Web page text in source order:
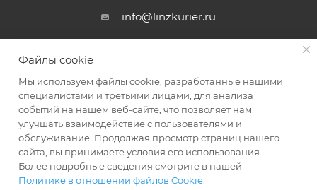
info@linzkurier.ru
Файлы cookie
Мы используем файлы cookie, разработанные нашими
специалистами и третьими лицами, для анализа
событий на нашем веб-сайте, что позволяет нам
улучшать взаимодействие с пользователями и
обслуживание. Продолжая просмотр страниц нашего
сайта, вы принимаете условия его использования.
Более подробные сведения смотрите в нашей
Политике в отношении файлов Cookie